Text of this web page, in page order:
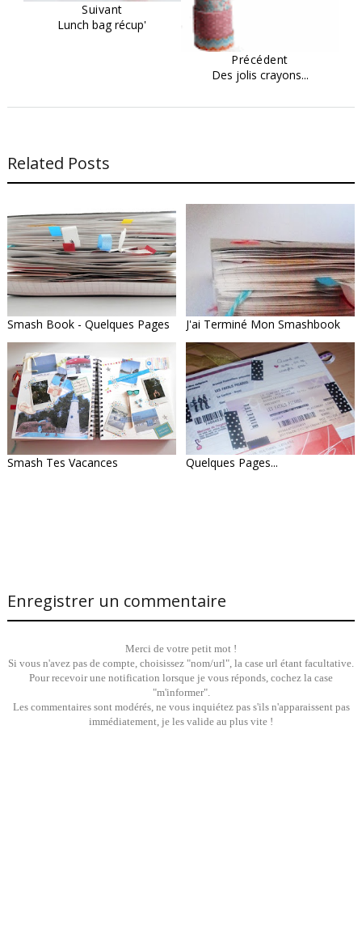
Suivant
Lunch bag récup'
Précédent
Des jolis crayons...
Related Posts
Smash Book - Quelques Pages J'ai Terminé Mon Smashbook
Smash Tes Vacances Quelques Pages...
Enregistrer un commentaire
Merci de votre petit mot !
Si vous n'avez pas de compte, choisissez "nom/url", la case url étant facultative.
Pour recevoir une notification lorsque je vous réponds, cochez la case
"m'informer".
Les commentaires sont modérés, ne vous inquiétez pas s'ils n'apparaissent pas
immédiatement, je les valide au plus vite !